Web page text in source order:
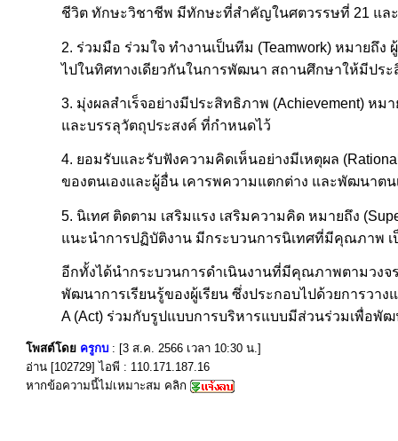
ชีวิต ทักษะวิชาชีพ มีทักษะที่สำคัญในศตวรรษที่ 21 แ
2. ร่วมมือ ร่วมใจ ทำงานเป็นทีม (Teamwork) หมาย
ไปในทิศทางเดียวกันในการพัฒนา สถานศึกษาให้มีปร
3. มุ่งผลสำเร็จอย่างมีประสิทธิภาพ (Achievement)
และบรรลุวัตถุประสงค์ ที่กำหนดไว้
4. ยอมรับและรับฟังความคิดเห็นอย่างมีเหตุผล
ของตนเองและผู้อื่น เคารพความแตกต่าง และพัฒนาตน
5. นิเทศ ติดตาม เสริมแรง เสริมความคิด หมายถึง
แนะนำการปฏิบัติงาน มีกระบวนการนิเทศที่มีคุณภาพ
อีกทั้งได้นำกระบวนการดำเนินงานที่มีคุณภาพตามวงจ
พัฒนาการเรียนรู้ของผู้เรียน ซึ่งประกอบไปด้วยการวา
A (Act) ร่วมกับรูปแบบการบริหารแบบมีส่วนร่วมเพื่อพั
โพสต์โดย ครูกบ : [3 ส.ค. 2566 เวลา 10:30 น.]
อ่าน [102729] ไอพี : 110.171.187.16
หากข้อความนี้ไม่เหมาะสม คลิก